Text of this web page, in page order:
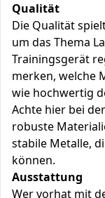
Qualität
Die Qualität
um das Thema
Trainingsgerät
merken, welche
wie hochwertig
Achte hier bei
robuste
stabile Metalle,
können.
Ausstattung
Wer vorhat mit